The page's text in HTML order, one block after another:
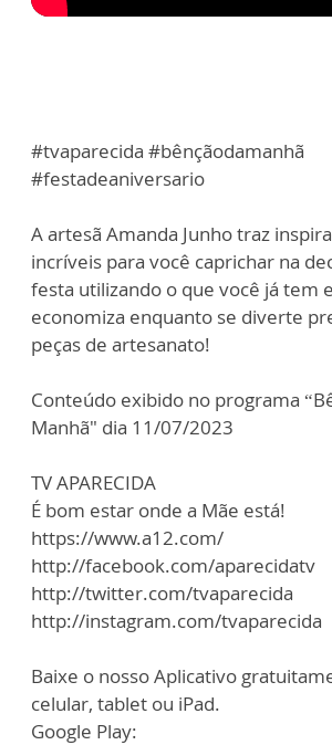
#tvaparecida #bênçãodamanhã
#festadeaniversario
A artesã Amanda Junho traz
incríveis para você caprichar na
festa utilizando o que você já tem
economiza enquanto se diverte
peças de artesanato!
Conteúdo exibido no programa
Manhã" dia 11/07/2023
TV APARECIDA
É bom estar onde a Mãe está!
https://www.a12.com/
http://facebook.com/aparecidatv
http://twitter.com/tvaparecida
http://instagram.com/tvaparecida
Baixe o nosso Aplicativo
celular, tablet ou iPad.
Google Play: